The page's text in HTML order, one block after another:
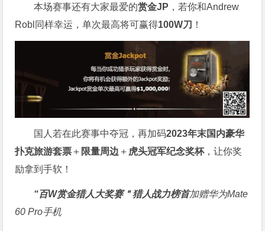
本场赛事还有大家最爱的赏金JP ，若你和Andrew
Robl同样幸运，单次最高将可赢得100W刀 ！
国人若在此赛事中夺冠，再加码2023年末国内豪华
扑克旅游套票 ＋ 限量周边 ＋ 虎头冠军纪念奖杯，让你奖
励拿到手软！
“百W赏金猎人大奖赛＂猎人战力榜首加赠华为Mate
60 Pro手机